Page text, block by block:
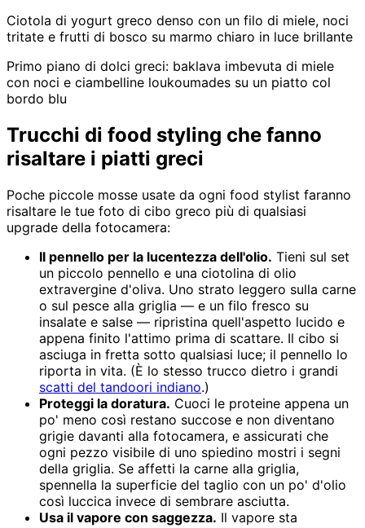
Ciotola di yogurt greco denso con un filo di miele, noci
tritate e frutti di bosco su marmo chiaro in luce brillante
Primo piano di dolci greci: baklava imbevuta di miele
con noci e ciambelline loukoumades su un piatto col
bordo blu
Trucchi di food styling che fanno
risaltare i piatti greci
Poche piccole mosse usate da ogni food stylist faranno
risaltare le tue foto di cibo greco più di qualsiasi
upgrade della fotocamera:
Il pennello per la lucentezza dell'olio. Tieni sul set
un piccolo pennello e una ciotolina di olio
extravergine d'oliva. Uno strato leggero sulla carne
o sul pesce alla griglia — e un filo fresco su
insalate e salse — ripristina quell'aspetto lucido e
appena finito l'attimo prima di scattare. Il cibo si
asciuga in fretta sotto qualsiasi luce; il pennello lo
riporta in vita. (È lo stesso trucco dietro i grandi
scatti del tandoori indiano.)
Proteggi la doratura. Cuoci le proteine appena un
po' meno così restano succose e non diventano
grigie davanti alla fotocamera, e assicurati che
ogni pezzo visibile di uno spiedino mostri i segni
della griglia. Se affetti la carne alla griglia,
spennella la superficie del taglio con un po' d'olio
così luccica invece di sembrare asciutta.
Usa il vapore con saggezza. Il vapore sta